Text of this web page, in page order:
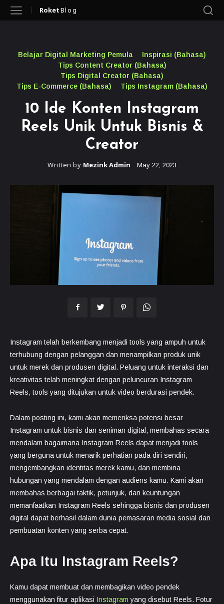
RoketBlog
Belajar Digital Marketing Pemula
Inspirasi (Bahasa)
Tips Content Creator (Bahasa)
Tips Digital Creator (Bahasa)
Tips E-Commerce (Bahasa)
Tips Instagram (Bahasa)
10 Ide Konten Instagram
Reels Unik Untuk Bisnis &
Creator
Written by Mezink Admin May 22, 2023
Instagram telah berkembang menjadi tools yang ampuh untuk
terhubung dengan pelanggan dan menampilkan produk unik
untuk merek dan produsen digital. Peluang untuk interaksi dan
kreativitas telah meningkat dengan peluncuran Instagram
Reels, tools yang ditujukan untuk video berdurasi pendek.
Dalam posting ini, kami akan memeriksa potensi besar
Instagram untuk bisnis dan seniman digital, membahas secara
mendalam bagaimana Instagram Reels dapat menjadi tools
yang berguna untuk menarik perhatian pada diri sendiri,
mengembangkan identitas merek kamu, dan membina
hubungan yang mendalam dengan audiens kamu. Kami akan
membahas berbagai taktik, petunjuk, dan keuntungan
memanfaatkan Instagram Reels sehingga bisnis dan produsen
digital dapat berhasil dalam dunia pemasaran media sosial dan
pembuatan konten yang serba cepat.
Apa Itu Instagram Reels?
Kamu dapat membuat dan membagikan video pendek
menggunakan fitur aplikasi Instagram yang disebut Reels. Fotur